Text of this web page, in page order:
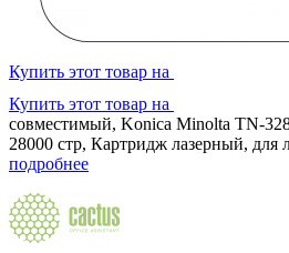
Купить этот товар на
Купить этот товар на
совместимый, Konica Minolta TN-
28000 стр, Картридж лазерный, для
подробнее